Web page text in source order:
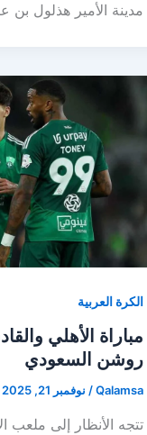
مدينة الأمير هذلول بن
الكرة العربية
مباراة الأهلي
روشن السعودي
Qalamsa
/ نوفمبر 21, 2025
تتجه الأنظار إلى